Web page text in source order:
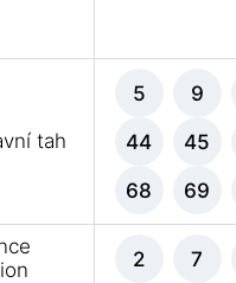
tah
5 9
44 45
68 69
2 7